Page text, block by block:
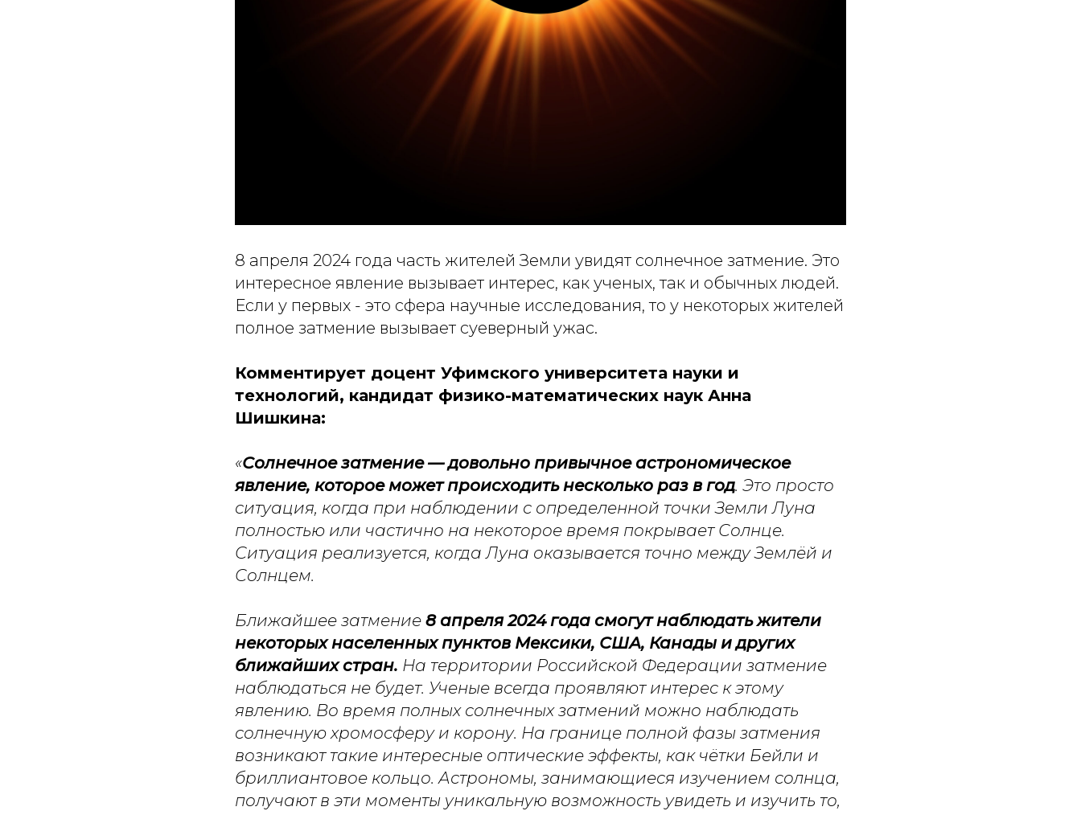
8 апреля 2024 года часть жителей Земли увидят солнечное затмение. Это
интересное явление вызывает интерес, как ученых, так и обычных людей.
Если у первых - это сфера научные исследования, то у некоторых жителей
полное затмение вызывает суеверный ужас.
Комментирует доцент Уфимского университета науки и
технологий, кандидат физико-математических наук Анна
Шишкина:
«Солнечное затмение — довольно привычное астрономическое
явление, которое может происходить несколько раз в год. Это просто
ситуация, когда при наблюдении с определенной точки Земли Луна
полностью или частично на некоторое время покрывает Солнце.
Ситуация реализуется, когда Луна оказывается точно между Землёй и
Солнцем.
Ближайшее затмение 8 апреля 2024 года смогут наблюдать жители
некоторых населенных пунктов Мексики, США, Канады и других
ближайших стран. На территории Российской Федерации затмение
наблюдаться не будет. Ученые всегда проявляют интерес к этому
явлению. Во время полных солнечных затмений можно наблюдать
солнечную хромосферу и корону. На границе полной фазы затмения
возникают такие интересные оптические эффекты, как чётки Бейли и
бриллиантовое кольцо. Астрономы, занимающиеся изучением солнца,
получают в эти моменты уникальную возможность увидеть и изучить то,